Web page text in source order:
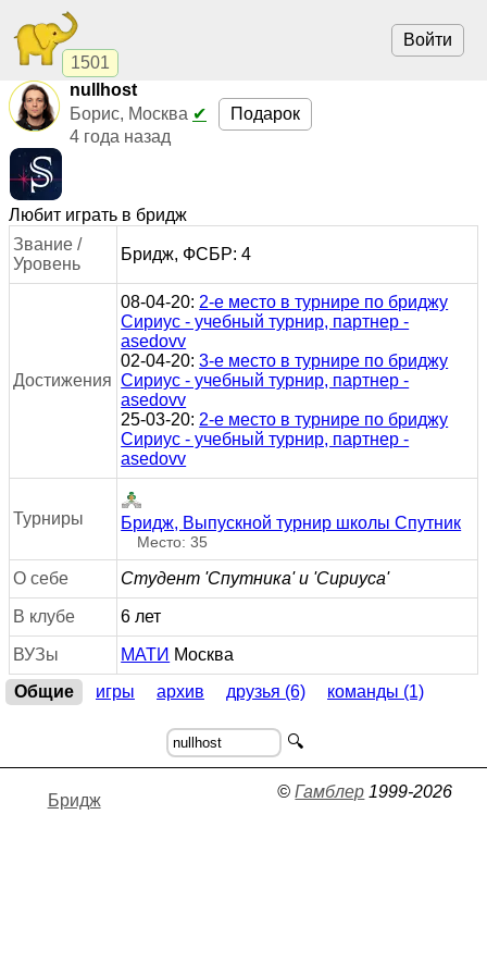
1501
Войти
nullhost
Борис, Москва ✔
4 года назад
Подарок
Любит играть в бридж
Звание /
Уровень
Бридж, ФСБР: 4
Достижения
08-04-20: 2-е место в турнире по бриджу
Сириус - учебный турнир, партнер -
asedovv
02-04-20:3-е место в турнире по бриджу
Сириус - учебный турнир, партнер -
asedovv
25-03-20: 2-е место в турнире по бриджу
Сириус - учебный турнир, партнер -
asedovv
Турниры Бридж, Выпускной турнир школы Спутник
Место: 35
О себе Студент 'Спутника' и 'Сириуса'
В клубе 6 лет
ВУЗы МАТИ Москва
Общие
игры архив друзья (6) команды (1)
🔍
Бридж ©Гамблер 1999-2026